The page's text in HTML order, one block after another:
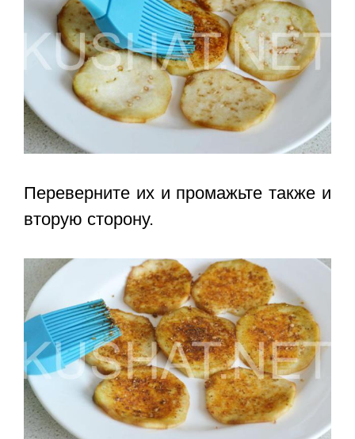
Переверните их и промажьте также и
вторую сторону.